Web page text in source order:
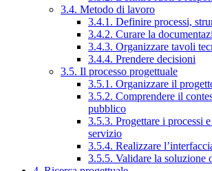
3.4. Metodo di lavoro
3.4.1. Definire processi,
3.4.2. Curare la
3.4.3. Organizzare tavoli
3.4.4. Prendere decisioni
3.5. Il processo progettuale
3.5.1. Organizzare il
3.5.2. Comprendere il
pubblico
3.5.3. Progettare i processi
servizio
3.5.4. Realizzare
3.5.5. Validare la soluzione